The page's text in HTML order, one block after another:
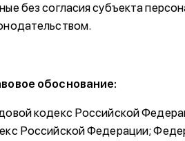
без согласия субъекта
обоснование:
кодекс Российской
Российской Федерации;